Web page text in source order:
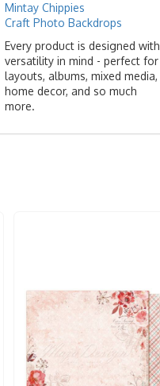
Mintay Chippies
Craft Photo Backdrops
Every product is designed with
versatility in mind - perfect for
layouts, albums, mixed media,
home decor, and so much
more.